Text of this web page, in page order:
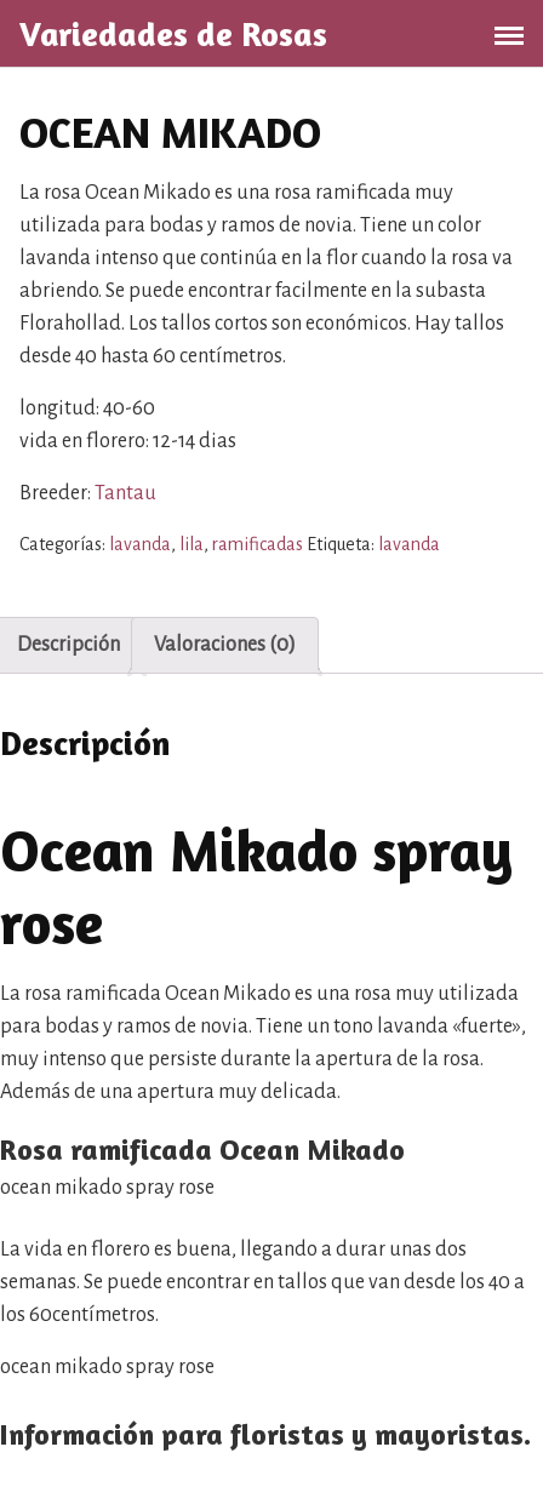
l
Variedades de Rosas
OCEAN MIKADO
La rosa Ocean Mikado es una rosa ramificada muy
utilizada para bodas y ramos de novia. Tiene un color
lavanda intenso que continúa en la flor cuando la rosa va
abriendo. Se puede encontrar facilmente en la subasta
Florahollad. Los tallos cortos son económicos. Hay tallos
desde 40 hasta 60 centímetros.
longitud: 40-60
vida en florero: 12-14 dias
Breeder: Tantau
Categorías: lavanda, lila, ramificadas Etiqueta: lavanda
Descripción Valoraciones (0)
Descripción
Ocean Mikado spray
rose
La rosa ramificada Ocean Mikado es una rosa muy utilizada
para bodas y ramos de novia. Tiene un tono lavanda «fuerte»,
muy intenso que persiste durante la apertura de la rosa.
Además de una apertura muy delicada.
Rosa ramificada Ocean Mikado
ocean mikado spray rose
La vida en florero es buena, llegando a durar unas dos
semanas. Se puede encontrar en tallos que van desde los 40 a
los 60centímetros.
ocean mikado spray rose
Información para floristas y mayoristas.